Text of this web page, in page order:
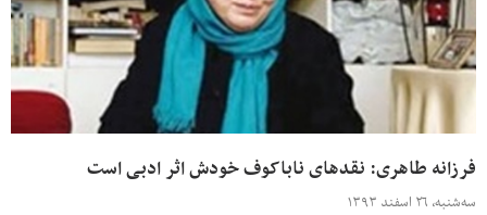
فرزانه طاهری: نقدهای ناباکوف خودش اثر ادبی است
سه‌شنبه، ۲۶ اسفند ۱۳۹۳